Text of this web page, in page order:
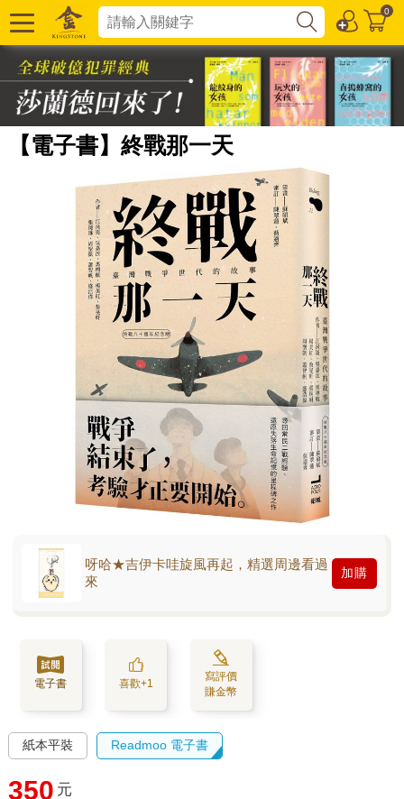
0
【電子書】終戰那一天
呀哈★吉伊卡哇旋風再起，精選周邊看過
來
加購
電子書 喜歡+1
寫評價
賺金幣
紙本平裝 Readmoo 電子書
350 元